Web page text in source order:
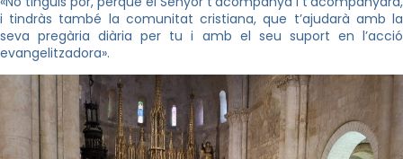
i tindràs també la comunitat cristiana, que t’ajudarà amb la
seva pregària diària per tu i amb el seu suport en l’acció
evangelitzadora».